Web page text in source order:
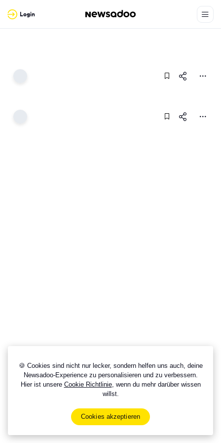
🍪 Cookies sind nicht nur lecker, sondern helfen uns auch, deine
Newsadoo-Experience zu personalisieren und zu verbessern.
Hier ist unsere Cookie Richtlinie, wenn du mehr darüber wissen
willst.
Cookies akzeptieren
Login